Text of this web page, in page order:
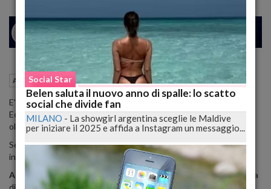
MILANO 26 31
Assurdo ma vero 26 Luglio 2016 10:30
E' stata rapita in Brasile la suocera del patron della F.1, Bernie
Ecclestone, per la quale e' gia stato chiesto un riscatto milionario,
oltre 33 milioni di euro.
Secondo i media brasiliani, la richiesta è la più imponente mai fatta
in Brasile.
Aparecida Schunck, 67 anni
, madre della giovane moglie brasiliana
Social Star
Belen saluta il nuovo anno di spalle: lo scatto
social che divide fan
MILANO - La showgirl argentina sceglie le Maldive
per iniziare il 2025 e affida a Instagram un messaggio...